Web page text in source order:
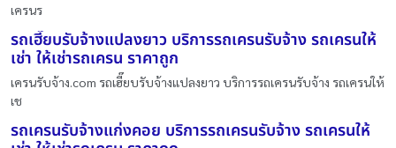
เครนร
รถเฮี๊ยบรับจ้างแปลงยาว บริการรถเครนรับจ้าง รถเครนให้
เช่า ให้เช่ารถเครน ราคาถูก
เครนรับจ้าง.com รถเฮี๊ยบรับจ้างแปลงยาว บริการรถเครนรับจ้าง รถเครนให้
เช
รถเครนรับจ้างแก่งคอย บริการรถเครนรับจ้าง รถเครนให้